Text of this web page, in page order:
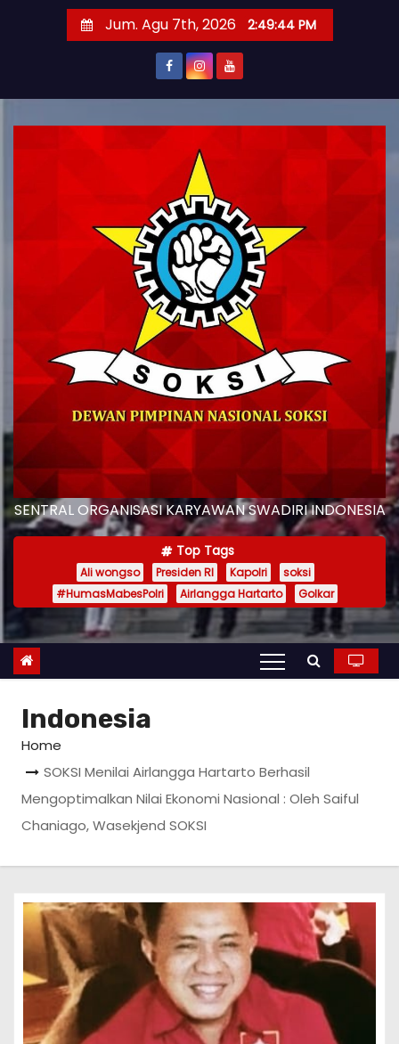
Jum. Agu 7th, 2026 2:49:45 PM
SENTRAL ORGANISASI KARYAWAN SWADIRI INDONESIA
Top Tags
Ali wongso Presiden RI Kapolri
soksi
#HumasMabesPolri
Airlangga Hartarto Golkar
Indonesia
Home
SOKSI Menilai Airlangga Hartarto Berhasil
Mengoptimalkan Nilai Ekonomi Nasional : Oleh Saiful
Chaniago, Wasekjend SOKSI